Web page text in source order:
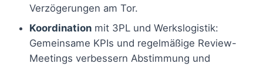
Verzögerungen am Tor.
Koordination mit 3PL und Werkslogistik:
Gemeinsame KPIs und regelmäßige Review-
Meetings verbessern Abstimmung und